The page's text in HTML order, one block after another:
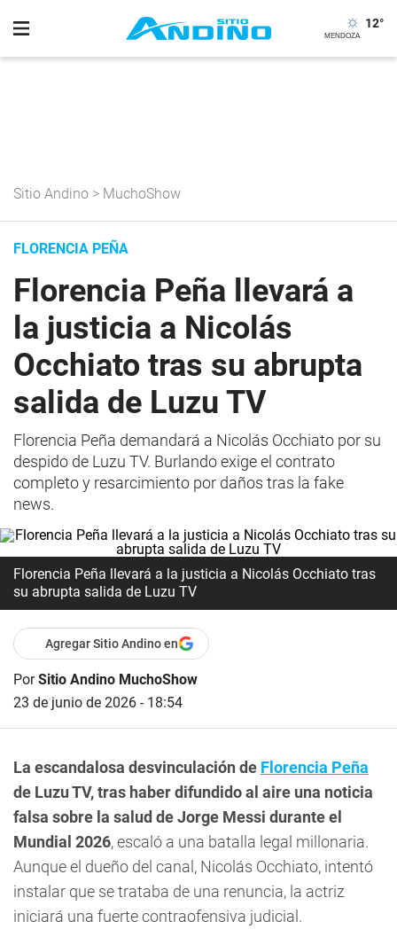
12°
Sitio Andino > MuchoShow
FLORENCIA PEÑA
Florencia Peña llevará a
la justicia a Nicolás
Occhiato tras su abrupta
salida de Luzu TV
Florencia Peña demandará a Nicolás Occhiato por su
despido de Luzu TV. Burlando exige el contrato
completo y resarcimiento por daños tras la fake
news.
Florencia Peña llevará a la justicia a Nicolás Occhiato tras
su abrupta salida de Luzu TV
Agregar Sitio Andino en
PorSitio Andino MuchoShow
23 de junio de 2026 - 18:54
La escandalosa desvinculación de Florencia Peña
de Luzu TV, tras haber difundido al aire una noticia
falsa sobre la salud de Jorge Messi durante el
Mundial 2026, escaló a una batalla legal millonaria.
Aunque el dueño del canal, Nicolás Occhiato, intentó
instalar que se trataba de una renuncia, la actriz
iniciará una fuerte contraofensiva judicial.